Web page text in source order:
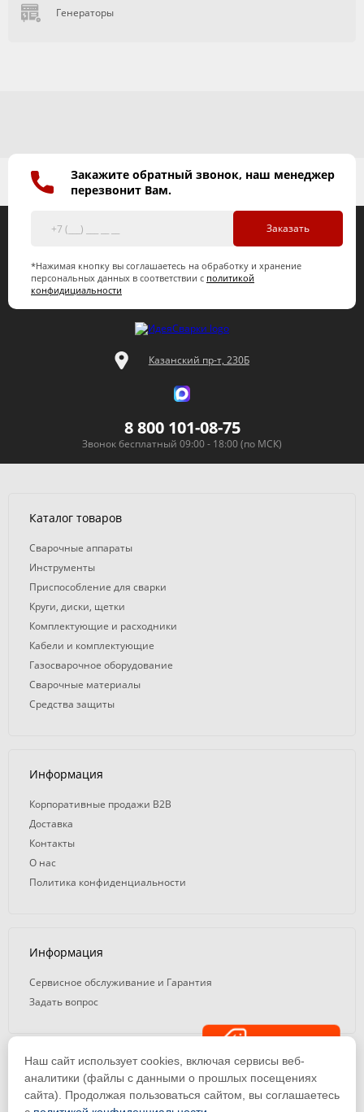
Генераторы
Закажите обратный звонок, наш менеджер
перезвонит Вам.
Заказать
*Нажимая кнопку вы соглашаетесь на обработку и хранение
персональных данных в соответствии с политикой
конфидициальности
Казанский пр-т, 230Б
8 800 101-08-75
Звонок бесплатный 09:00 - 18:00 (по МСК)
Каталог товаров
Сварочные аппараты
Инструменты
Приспособление для сварки
Круги, диски, щетки
Комплектующие и расходники
Кабели и комплектующие
Газосварочное оборудование
Сварочные материалы
Средства защиты
Информация
Корпоративные продажи B2B
Доставка
Контакты
О нас
Политика конфиденциальности
Информация
Сервисное обслуживание и Гарантия
Задать вопрос
© 2008 — 2026. ООО «ТК Вэлд Плюс»
Email: ideasvarki@wp116.ru
Наш сайт использует cookies, включая сервисы веб-
аналитики (файлы с данными о прошлых посещениях
сайта). Продолжая пользоваться сайтом, вы соглашаетесь